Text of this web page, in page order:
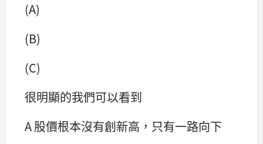
(A)
(B)
(C)
很明顯的我們可以看到
A 股價根本沒有創新高，只有一路向下